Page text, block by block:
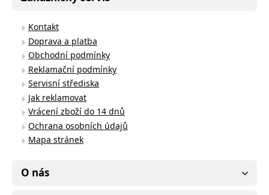
Kontakt
Doprava a platba
Obchodní podmínky
Reklamační podmínky
Servisní střediska
Jak reklamovat
Vrácení zboží do 14 dnů
Ochrana osobních údajů
Mapa stránek
O nás